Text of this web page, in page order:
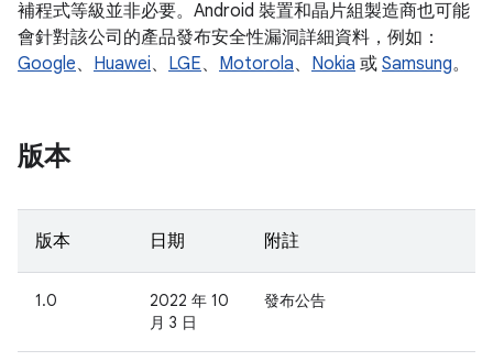
補程式等級並非必要。Android 裝置和晶片組製造商也可能
會針對該公司的產品發布安全性漏洞詳細資料，例如：
Google、 Huawei、 LGE、 Motorola、 Nokia 或 Samsung。
版本
版本 日期 附註
1.0
2022 年 10
月 3 日
發布公告